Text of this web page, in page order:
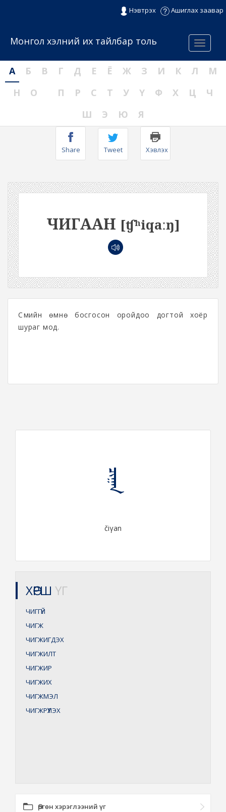
Нэвтрэх Ашиглах заавар
Menu
Монгол хэлний их тайлбар толь
А Б В Г Д Е Ё Ж З И К Л
М
Н
О П Р С Т У Ү Ф Х Ц
Ч
Ш
Э Ю Я
Share Tweet Хэвлэх
ЧИГААН [ʧʰiqaːŋ]
Сүмийн өмнө босгосон оройдоо догтой хоёр
шураг мод.
ᠴᠢᠭᠠᠨ
čiγan
ХӨРШ ҮГ
ЧИГГҮЙ
ЧИГЖ
ЧИГЖИГДЭХ
ЧИГЖИЛТ
ЧИГЖИР
ЧИГЖИХ
ЧИГЖМЭЛ
ЧИГЖРҮҮЛЭХ
Өргөн хэрэглээний үг